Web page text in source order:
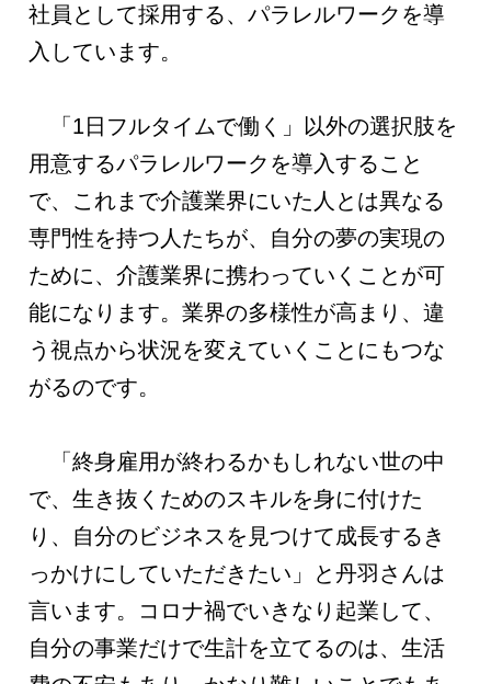
社員として採用する、パラレルワークを導
入しています。
「1日フルタイムで働く」以外の選択肢を
用意するパラレルワークを導入すること
で、これまで介護業界にいた人とは異なる
専門性を持つ人たちが、自分の夢の実現の
ために、介護業界に携わっていくことが可
能になります。業界の多様性が高まり、違
う視点から状況を変えていくことにもつな
がるのです。
「終身雇用が終わるかもしれない世の中
で、生き抜くためのスキルを身に付けた
り、自分のビジネスを見つけて成長するき
っかけにしていただきたい」と丹羽さんは
言います。コロナ禍でいきなり起業して、
自分の事業だけで生計を立てるのは、生活